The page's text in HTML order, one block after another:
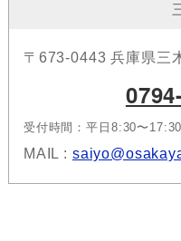
〒673-0443 兵庫県三
受付時間：平日8:30〜
MAIL :